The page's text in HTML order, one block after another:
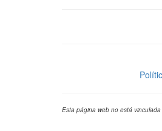
Esta página web no está